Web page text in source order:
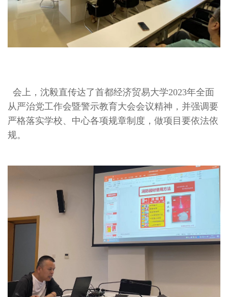
会上，沈毅直传达了首都经济贸易大学2023年全面
从严治党工作会暨警示教育大会会议精神，并强调要
严格落实学校、中心各项规章制度，做项目要依法依
规。